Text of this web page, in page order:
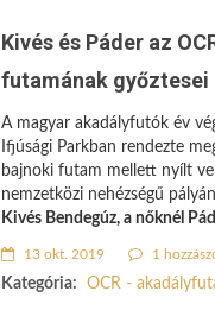
Kivés és Páder az
futamának győztesei
A magyar akadályfutók év
Ifjúsági Parkban rendezte
bajnoki futam mellett nyílt
nemzetközi nehézségű
Kivés Bendegúz, a nőknél
13 okt. 2019 1
Kategória: OCR -